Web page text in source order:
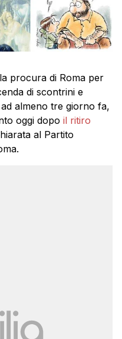
procura di Roma per
di scontrini e
ad almeno tre giorno fa,
oggi dopo il ritiro
al Partito